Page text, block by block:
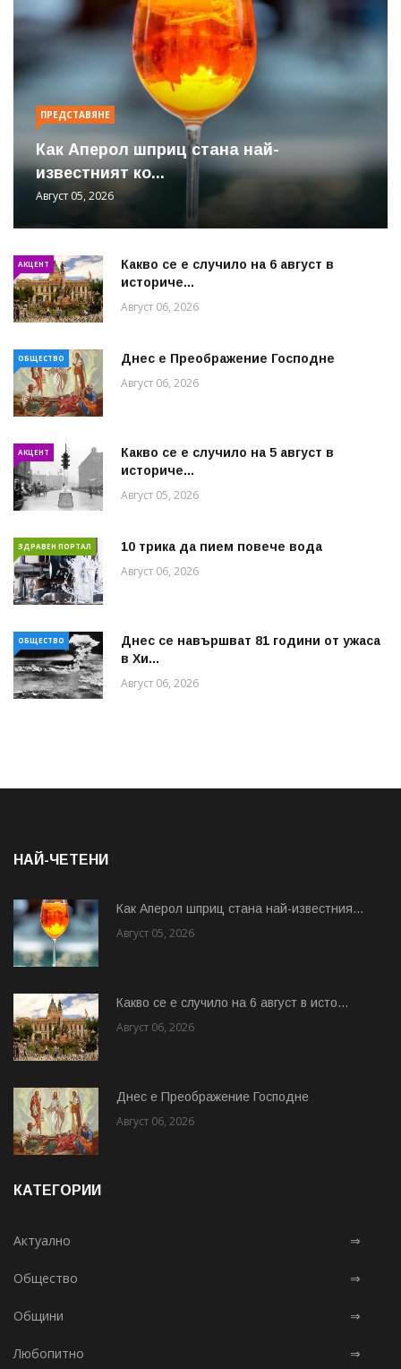
ПРЕДСТАВЯНЕ
Как Аперол шприц стана най-
известният ко...
Август 05, 2026
АКЦЕНТ
Какво се е случило на 6 август в
историче...
Август 06, 2026
ОБЩЕСТВО Днес е Преображение Господне
Август 06, 2026
АКЦЕНТ
Какво се е случило на 5 август в
историче...
Август 05, 2026
ЗДРАВЕН ПОРТАЛ 10 трика да пием повече вода
Август 06, 2026
ОБЩЕСТВО
Днес се навършват 81 години от ужаса
в Хи...
Август 06, 2026
НАЙ-ЧЕТЕНИ
Как Аперол шприц стана най-известния...
Август 05, 2026
Какво се е случило на 6 август в исто...
Август 06, 2026
Днес е Преображение Господне
Август 06, 2026
КАТЕГОРИИ
Актуално ⇒
Общество ⇒
Общини ⇒
Любопитно ⇒